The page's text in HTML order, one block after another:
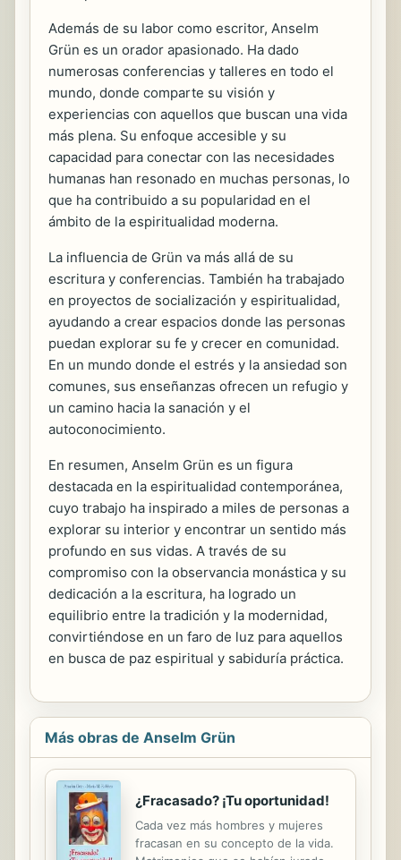
Además de su labor como escritor, Anselm
Grün es un orador apasionado. Ha dado
numerosas conferencias y talleres en todo el
mundo, donde comparte su visión y
experiencias con aquellos que buscan una vida
más plena. Su enfoque accesible y su
capacidad para conectar con las necesidades
humanas han resonado en muchas personas, lo
que ha contribuido a su popularidad en el
ámbito de la espiritualidad moderna.
La influencia de Grün va más allá de su
escritura y conferencias. También ha trabajado
en proyectos de socialización y espiritualidad,
ayudando a crear espacios donde las personas
puedan explorar su fe y crecer en comunidad.
En un mundo donde el estrés y la ansiedad son
comunes, sus enseñanzas ofrecen un refugio y
un camino hacia la sanación y el
autoconocimiento.
En resumen, Anselm Grün es un figura
destacada en la espiritualidad contemporánea,
cuyo trabajo ha inspirado a miles de personas a
explorar su interior y encontrar un sentido más
profundo en sus vidas. A través de su
compromiso con la observancia monástica y su
dedicación a la escritura, ha logrado un
equilibrio entre la tradición y la modernidad,
convirtiéndose en un faro de luz para aquellos
en busca de paz espiritual y sabiduría práctica.
Más obras de Anselm Grün
¿Fracasado? ¡Tu oportunidad!
Cada vez más hombres y mujeres
fracasan en su concepto de la vida.